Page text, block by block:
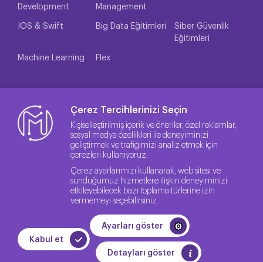
Development
Management
IOS & Swift Big Data Eğitimleri
Siber Güvenlik
Eğitimleri
Machine Learning Flex
Kalite Politikası Gizlilik Politikası KVKK
WEB PENTA
Çerez Tercihlerinizi Seçin
Kişiselleştirilmiş içerik ve öneriler, özel reklamlar,
sosyal medya özellikleri ile deneyiminizi
geliştirmek ve trafiğimizi analiz etmek için
çerezleri kullanıyoruz.
Çerez ayarlarımızı kullanarak, web sitesi ve
sunduğumuz hizmetlere ilişkin deneyiminizi
etkileyebilecek bazı toplama türlerine izin
vermemeyi seçebilirsiniz.
Kabul et
Ayarları göster
Detayları göster